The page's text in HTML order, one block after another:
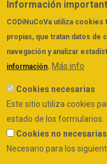
Servicios
Actualidad
FAQs
Política de Cookies
Condiciones
Información
CODiNuCoVa utiliza cookies
propias, que tratan datos de
navegación y analizar
información. Más info
Cookies necesarias
Este sitio utiliza cookies
estado de los formularios.
Cookies no necesarias
Necesario para los